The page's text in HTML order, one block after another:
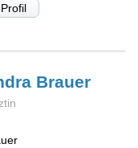
Brauer